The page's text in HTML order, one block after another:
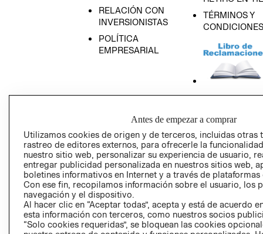
RELACIÓN CON
INVERSIONISTAS
POLÍTICA
EMPRESARIAL
TÉRMINOS Y
CONDICIONES
PRIVACIDAD
GIFT CARD
AVISO DE
Antes de empezar a comprar
Utilizamos cookies de origen y de terceros, incluidas otras
rastreo de editores externos, para ofrecerle la
nuestro sitio web, personalizar su experiencia de usuario,
entregar publicidad personalizada en nuestros sitios web,
boletines informativos en Internet y a través de plataformas
Con ese fin, recopilamos información sobre el usuario, los
navegación y el dispositivo.
Al hacer clic en “Aceptar todas”, acepta y está de acuerdo
esta información con terceros, como nuestros socios
“Solo cookies requeridas”, se bloquean las cookies